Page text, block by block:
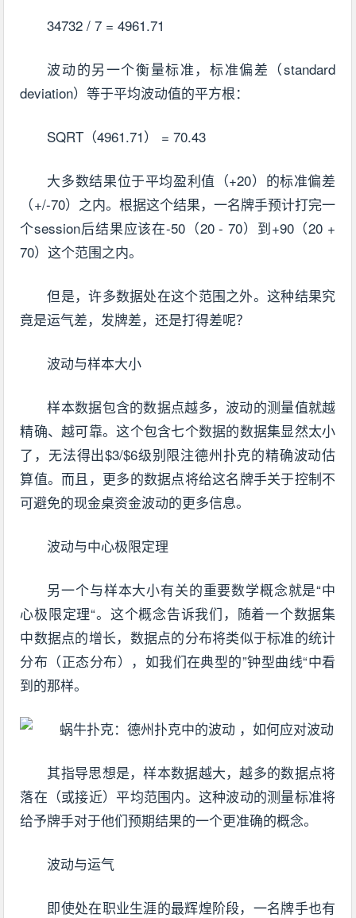
34732 / 7 = 4961.71
波动的另一个衡量标准，标准偏差（standard
deviation）等于平均波动值的平方根：
SQRT（4961.71） = 70.43
大多数结果位于平均盈利值（+20）的标准偏差
（+/-70）之内。根据这个结果，一名牌手预计打完一
个session后结果应该在-50（20 - 70）到+90（20 +
70）这个范围之内。
但是，许多数据处在这个范围之外。这种结果究
竟是运气差，发牌差，还是打得差呢？
波动与样本大小
样本数据包含的数据点越多，波动的测量值就越
精确、越可靠。这个包含七个数据的数据集显然太小
了，无法得出$3/$6级别限注德州扑克的精确波动估
算值。而且，更多的数据点将给这名牌手关于控制不
可避免的现金桌资金波动的更多信息。
波动与中心极限定理
另一个与样本大小有关的重要数学概念就是“中
心极限定理“。这个概念告诉我们，随着一个数据集
中数据点的增长，数据点的分布将类似于标准的统计
分布（正态分布），如我们在典型的”钟型曲线“中看
到的那样。
其指导思想是，样本数据越大，越多的数据点将
落在（或接近）平均范围内。这种波动的测量标准将
给予牌手对于他们预期结果的一个更准确的概念。
波动与运气
即使处在职业生涯的最辉煌阶段，一名牌手也有